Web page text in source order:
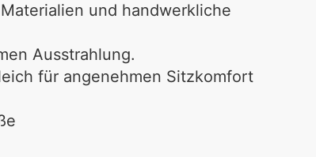
und handwerkliche
Ausstrahlung.
für angenehmen Sitzkomfort